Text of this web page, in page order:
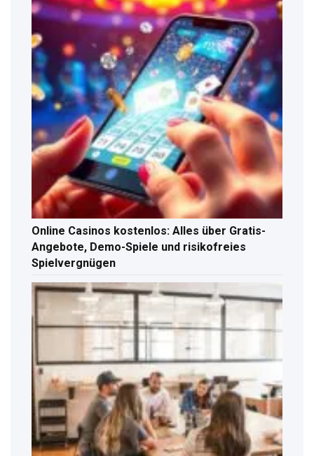
Online Casinos kostenlos: Alles über Gratis-
Angebote, Demo-Spiele und risikofreies
Spielvergnügen